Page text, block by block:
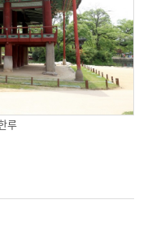
루